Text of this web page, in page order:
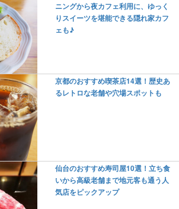
ニングから夜カフェ利用に、ゆっく
りスイーツを堪能できる隠れ家カフ
ェも♪
京都のおすすめ喫茶店14選！歴史あ
るレトロな老舗や穴場スポットも
仙台のおすすめ寿司屋10選！立ち食
いから高級老舗まで地元客も通う人
気店をピックアップ